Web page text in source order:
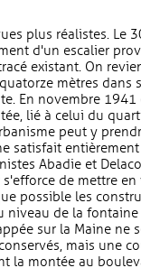
plus réalistes. Le
d'un escalier
existant. On
mètres dans
En novembre
lié à celui du
peut y
satisfait
Abadie et
s'efforce de mettre
possible les
niveau de la
sur la Maine ne
mais une
la montée au